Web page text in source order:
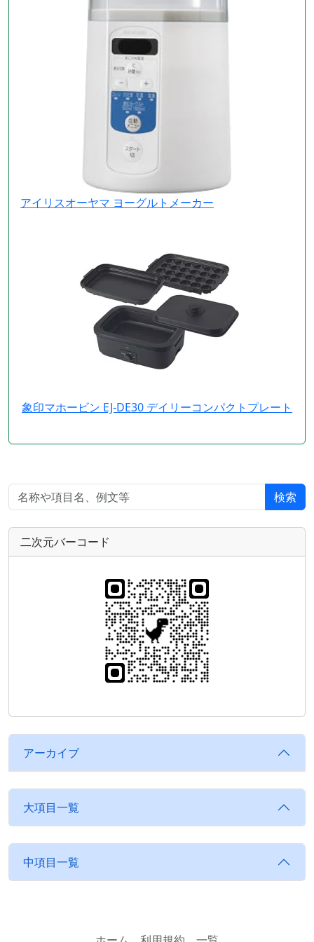
アイリスオーヤマ ヨーグルトメーカー
象印マホービン EJ-DE30 デイリーコンパクトプレート
検索
二次元バーコード
アーカイブ
大項目一覧
中項目一覧